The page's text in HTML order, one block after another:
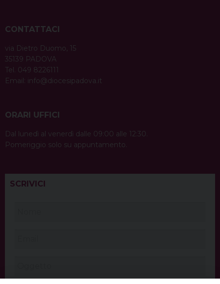
CONTATTACI
via Dietro Duomo, 15
35139 PADOVA
Tel. 049 8226111
Email: info@diocesipadova.it
ORARI UFFICI
Dal lunedì al venerdì dalle 09:00 alle 12:30.
Pomeriggio solo su appuntamento.
SCRIVICI